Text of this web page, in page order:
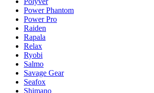
Power Phantom
Power Pro
Raiden
Rapala
Relax
Ryobi
Salmo
Savage Gear
Seafox
Shimano